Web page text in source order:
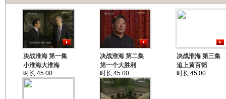
决战淮海 第一集
小淮海大淮海
时长:45:00
决战淮海 第二集
第一个大胜利
时长:45:00
决战淮海 第三集
追上黄百韬
时长:45:00